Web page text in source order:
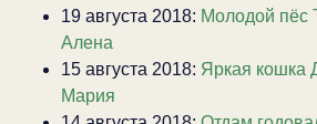
19 августа 2018: Молодой пёс
Алена
15 августа 2018: Яркая кошка
Мария